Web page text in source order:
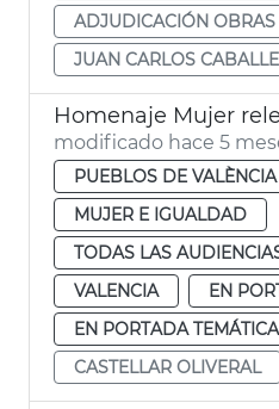
ADJUDICACIÓN OBRAS
JUAN CARLOS
modificado hace 5
PUEBLOS DE VALÈNCIA
MUJER E IGUALDAD
TODAS LAS
VALENCIA
EN
EN PORTADA TEMÁTICA
CASTELLAR OLIVERAL